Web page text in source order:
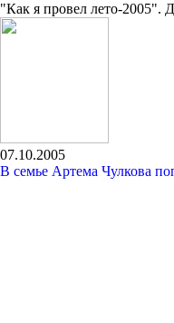
"Как я провел лето-2005".
07.10.2005
В семье Артема Чулкова